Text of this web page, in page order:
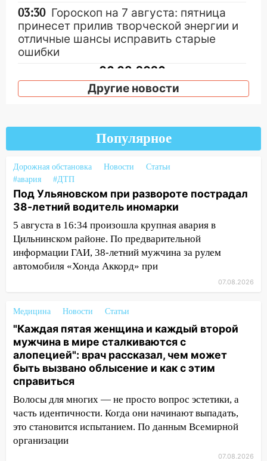
03:30 Гороскоп на 7 августа: пятница
принесет прилив творческой энергии и
отличные шансы исправить старые
ошибки
06.08.2026
Прогноз погоды на 7 августа в
Ульяновской области
20:04 Ульяновцев приглашают на забег,
посвящённый Дню воздушного флота
России
19:12 В Ульяновской области
руководителя частной компании
наказали за сокрытие прошлого своего
сотрудник
18:02 В Ульяновск едут звезды
баскетбола!
17:08 Ульяновский областной суд
оставил в силе приговор руководству
3,2 млн рублей
16:09 Ветераны легкой атлетики из
Ульяновска успешно выступили на
Чемпионате России
16:02 В Ульяновской области убрали
более 28% площадей зерновых и
зернобобовых культур
15:51 Бросила кирпич в жену брата: в
Ульяновской области завели дело на
Другие новости
Популярное
Дорожная обстановка Новости
Статьи
#авария
#ДТП
Под Ульяновском при развороте пострадал
38-летний водитель иномарки
5 августа в 16:34 произошла крупная авария в
Цильнинском районе. По предварительной
информации ГАИ, 38-летний мужчина за рулем
автомобиля «Хонда Аккорд» при
07.08.2026
Медицина Новости Статьи
"Каждая пятая женщина и каждый второй
мужчина в мире сталкиваются с
алопецией": врач рассказал, чем может
быть вызвано облысение и как с этим
справиться
Волосы для многих — не просто вопрос эстетики, а
часть идентичности. Когда они начинают выпадать,
это становится испытанием. По данным Всемирной
организации
07.08.2026